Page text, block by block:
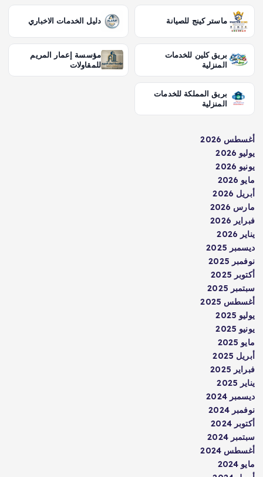
ماستر كينج للصيانة دليل الخدمات الاخباري
بريق كلين للخدمات
المنزلية
مؤسسة إعمار المريم
للمقاولات
بريق المملكة للخدمات
المنزلية
أغسطس 2026
يوليو 2026
يونيو 2026
مايو 2026
أبريل 2026
مارس 2026
فبراير 2026
يناير 2026
ديسمبر 2025
نوفمبر 2025
أكتوبر 2025
سبتمبر 2025
أغسطس 2025
يوليو 2025
يونيو 2025
مايو 2025
أبريل 2025
فبراير 2025
يناير 2025
ديسمبر 2024
نوفمبر 2024
أكتوبر 2024
سبتمبر 2024
أغسطس 2024
مايو 2024